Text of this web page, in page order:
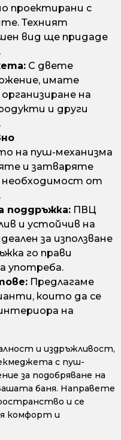
проектирани с
Техният
вид ще придаде
С двете
имате
на
и други
на пуш-механизма
и затваряте
необходимост от
поддръжка: ПВЦ
и устойчив на
за използване
го прави
употреба.
Предлагаме
които да се
на
и издръжливост,
с пуш-
за подобряване на
баня. Направете
и се
комфорт и